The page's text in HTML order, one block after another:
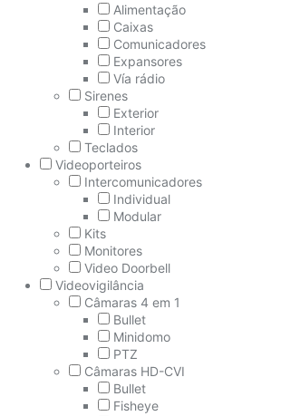
Alimentação
Caixas
Comunicadores
Expansores
Vía rádio
Sirenes
Exterior
Interior
Teclados
Videoporteiros
Intercomunicadores
Individual
Modular
Kits
Monitores
Video Doorbell
Videovigilância
Câmaras 4 em 1
Bullet
Minidomo
PTZ
Câmaras HD-CVI
Bullet
Fisheye